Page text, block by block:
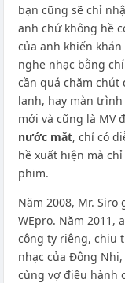
bạn cũng sẽ chỉ
anh chứ không hề
của anh khiến
nghe nhạc bằng
cần quá chăm
lanh, hay màn
mới và cũng là MV
nước mắt, chỉ có
hề xuất hiện mà
phim.
Năm 2008, Mr.
WEpro. Năm 2011,
công ty riêng, chịu
nhạc của Đông
cùng vợ điều hành